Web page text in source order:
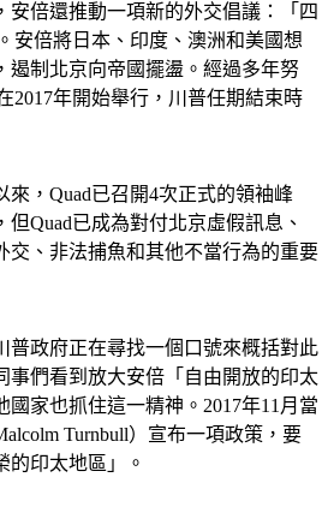
安倍還推動一項新的外交倡議：「四
安倍將日本、印度、澳洲和美國想
遏制北京向帝國擺盪。經過多年努
2017年開始舉行，川普任期結束時
，Quad已召開4次正式的領袖峰
Quad已成為對付北京虛假訊息、
交、非法捕魚和其他不當行為的重要
普政府正在尋找一個口號來概括對此
事們看到放大安倍「自由開放的印太
家也抓住這一精神。2017年11月當
Turnbull）宣布一項政策，要
的印太地區」。